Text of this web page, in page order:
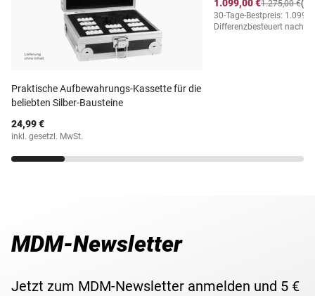
DURCH DIE SAITEN" stammt aus dem Text der ersten von
Felix Mendelssohn Bartholdy erhaltenen Komposition aus
dem Jahr 1819.
Material Kupfer/Nickel
Prägestätte
Erhaltung
Polierte Platte
Währung
Maße 29 mm
Praktische Aufbewahrungs-Kassette für die
beliebten Silber-Bausteine
24,99 €
inkl. gesetzl. MwSt.
1.099,00 €
(-
1.275,00 €
30-Tage-Bestpreis:
Differenzbesteuert nach §
MDM-Newsletter
Jetzt zum MDM-Newsletter anmelden und 5 €